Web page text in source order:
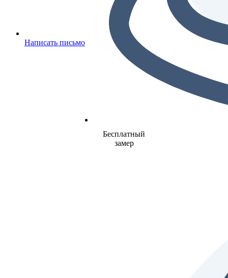
Написать письмо
Бесплатный
замер